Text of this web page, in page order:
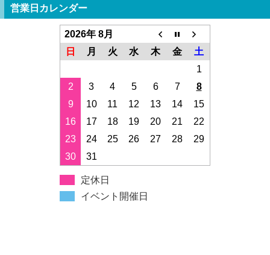
営業日カレンダー
2026年 8月
日
月 火 水 木 金
土
1
2
3 4 5 6 7
8
9
10 11 12 13 14
15
16
17 18 19 20 21
22
23
24 25 26 27 28
29
30
31
定休日
イベント開催日